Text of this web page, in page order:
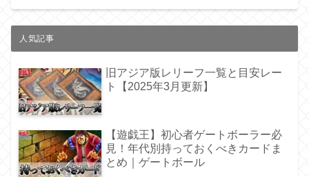
人気記事
旧アジア版レリーフ一覧と目安レー
ト【2025年3月更新】
【遊戯王】初心者ゲートボーラー必
見！年代別持っておくべきカードま
とめ｜ゲートボール